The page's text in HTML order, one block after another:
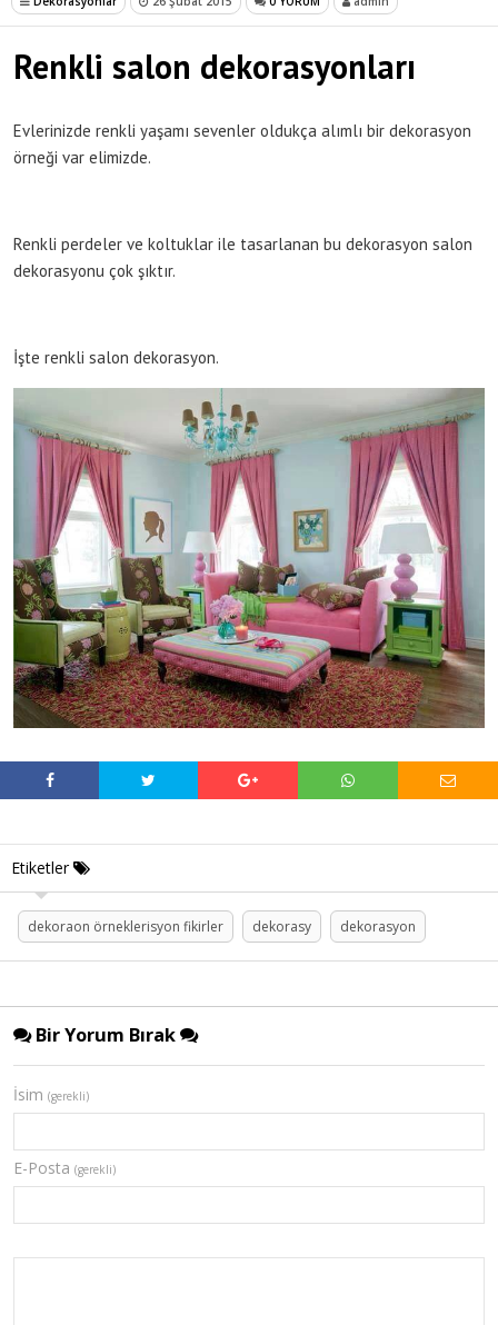
Renkli salon dekorasyonları
Evlerinizde renkli yaşamı sevenler oldukça alımlı bir dekorasyon
örneği var elimizde.
Renkli perdeler ve koltuklar ile tasarlanan bu dekorasyon salon
dekorasyonu çok şıktır.
İşte renkli salon dekorasyon.
Etiketler
dekoraon örneklerisyon fikirler dekorasy dekorasyon
Bir Yorum Bırak
İsim (gerekli)
E-Posta (gerekli)